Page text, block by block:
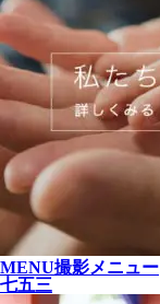
MENU撮影メニュー
七五三